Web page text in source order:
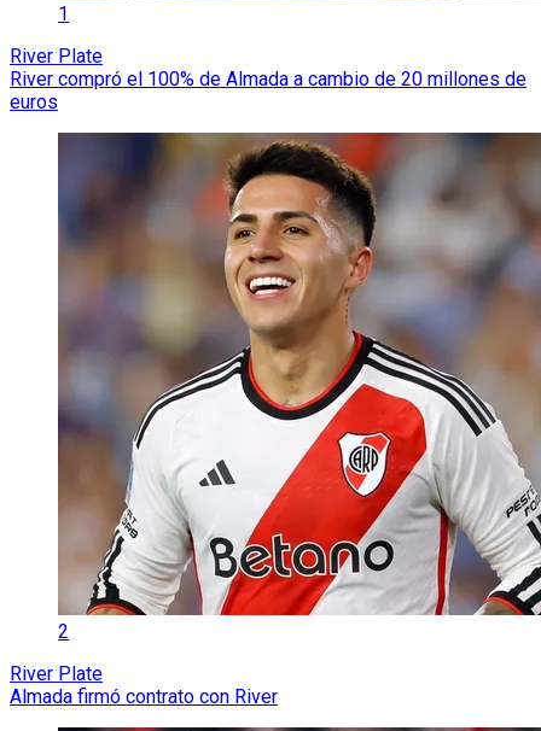
1
River Plate
River compró el 100% de Almada a cambio de 20 millones de
euros
2
River Plate
Almada firmó contrato con River